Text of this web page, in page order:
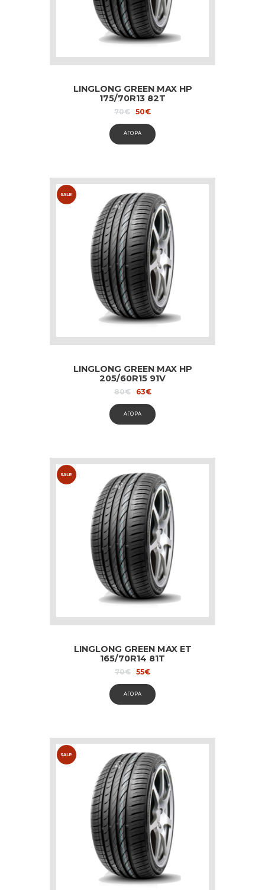
LINGLONG GREEN MAX HP
175/70R13 82T
70€ Original
was:
70€.
50€Current
is:
50€.
ΑΓΟΡΑ
SALE!
LINGLONG GREEN MAX HP
205/60R15 91V
80€
Original
was:
80€.
63€Current
is:
63€.
ΑΓΟΡΑ
SALE!
LINGLONG GREEN MAX ET
165/70R14 81T
70€
Original
was:
70€.
55€Current
is:
55€.
ΑΓΟΡΑ
SALE!